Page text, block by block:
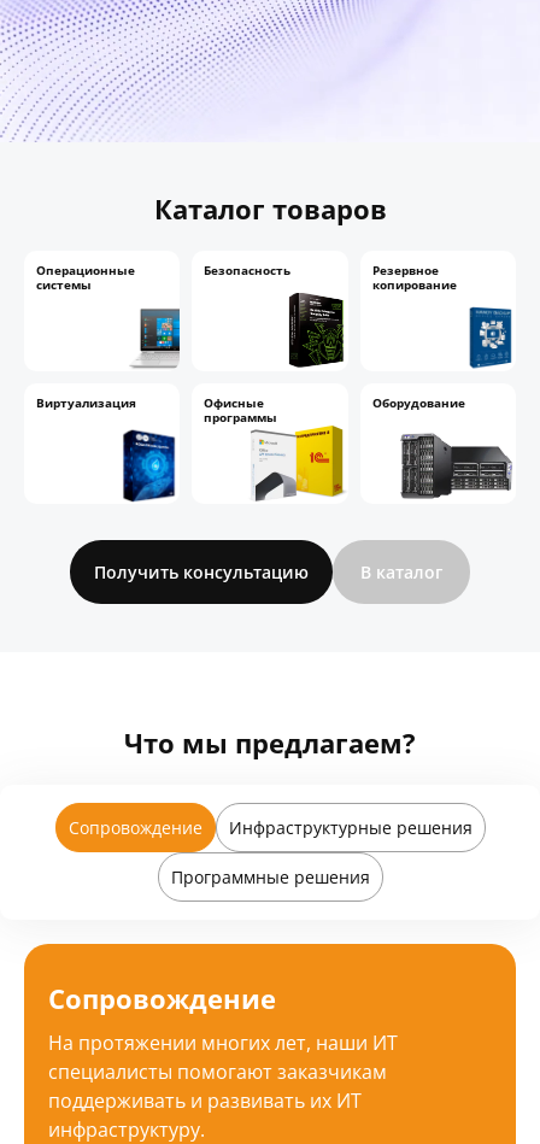
Каталог товаров
Операционные
системы
Безопасность
Резервное
копирование
Виртуализация
Офисные
программы
Оборудование
Получить консультацию
Что мы предлагаем?
Сопровождение Инфраструктурные решения
Программные решения
Сопровождение
На протяжении многих лет, наши ИТ
специалисты помогают заказчикам
поддерживать и развивать их ИТ
инфраструктуру.